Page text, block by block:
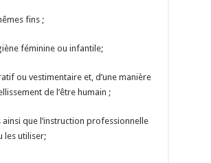
fins ;
féminine ou infantile;
ou vestimentaire et, d’une manière
de l’être humain ;
que l’instruction professionnelle
les utiliser;